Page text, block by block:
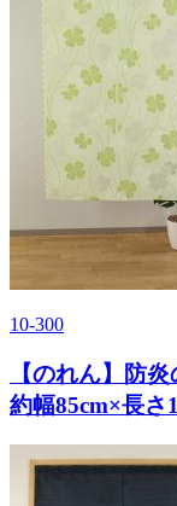
10-300
【のれん】防
約幅85cm×長さ